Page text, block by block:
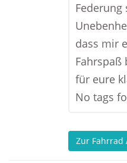
Federung
dass mir
Fahrspaß
für eure
No tags
Zur Fahrrad